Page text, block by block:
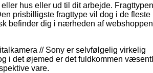
hus eller ud til dit arbejde.
prisbilligste fragttype vil dog i de fleste
befinder dig i nærheden af
// Sony er selvfølgelig virkelig
i det øjemed er det fuldkommen
vare.